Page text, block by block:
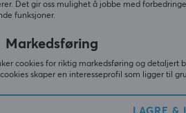
Det gir oss mulighet å jobbe med
funksjoner.
Markedsføring
cookies for riktig markedsføring og detaljert
skaper en interesseprofil som ligger til